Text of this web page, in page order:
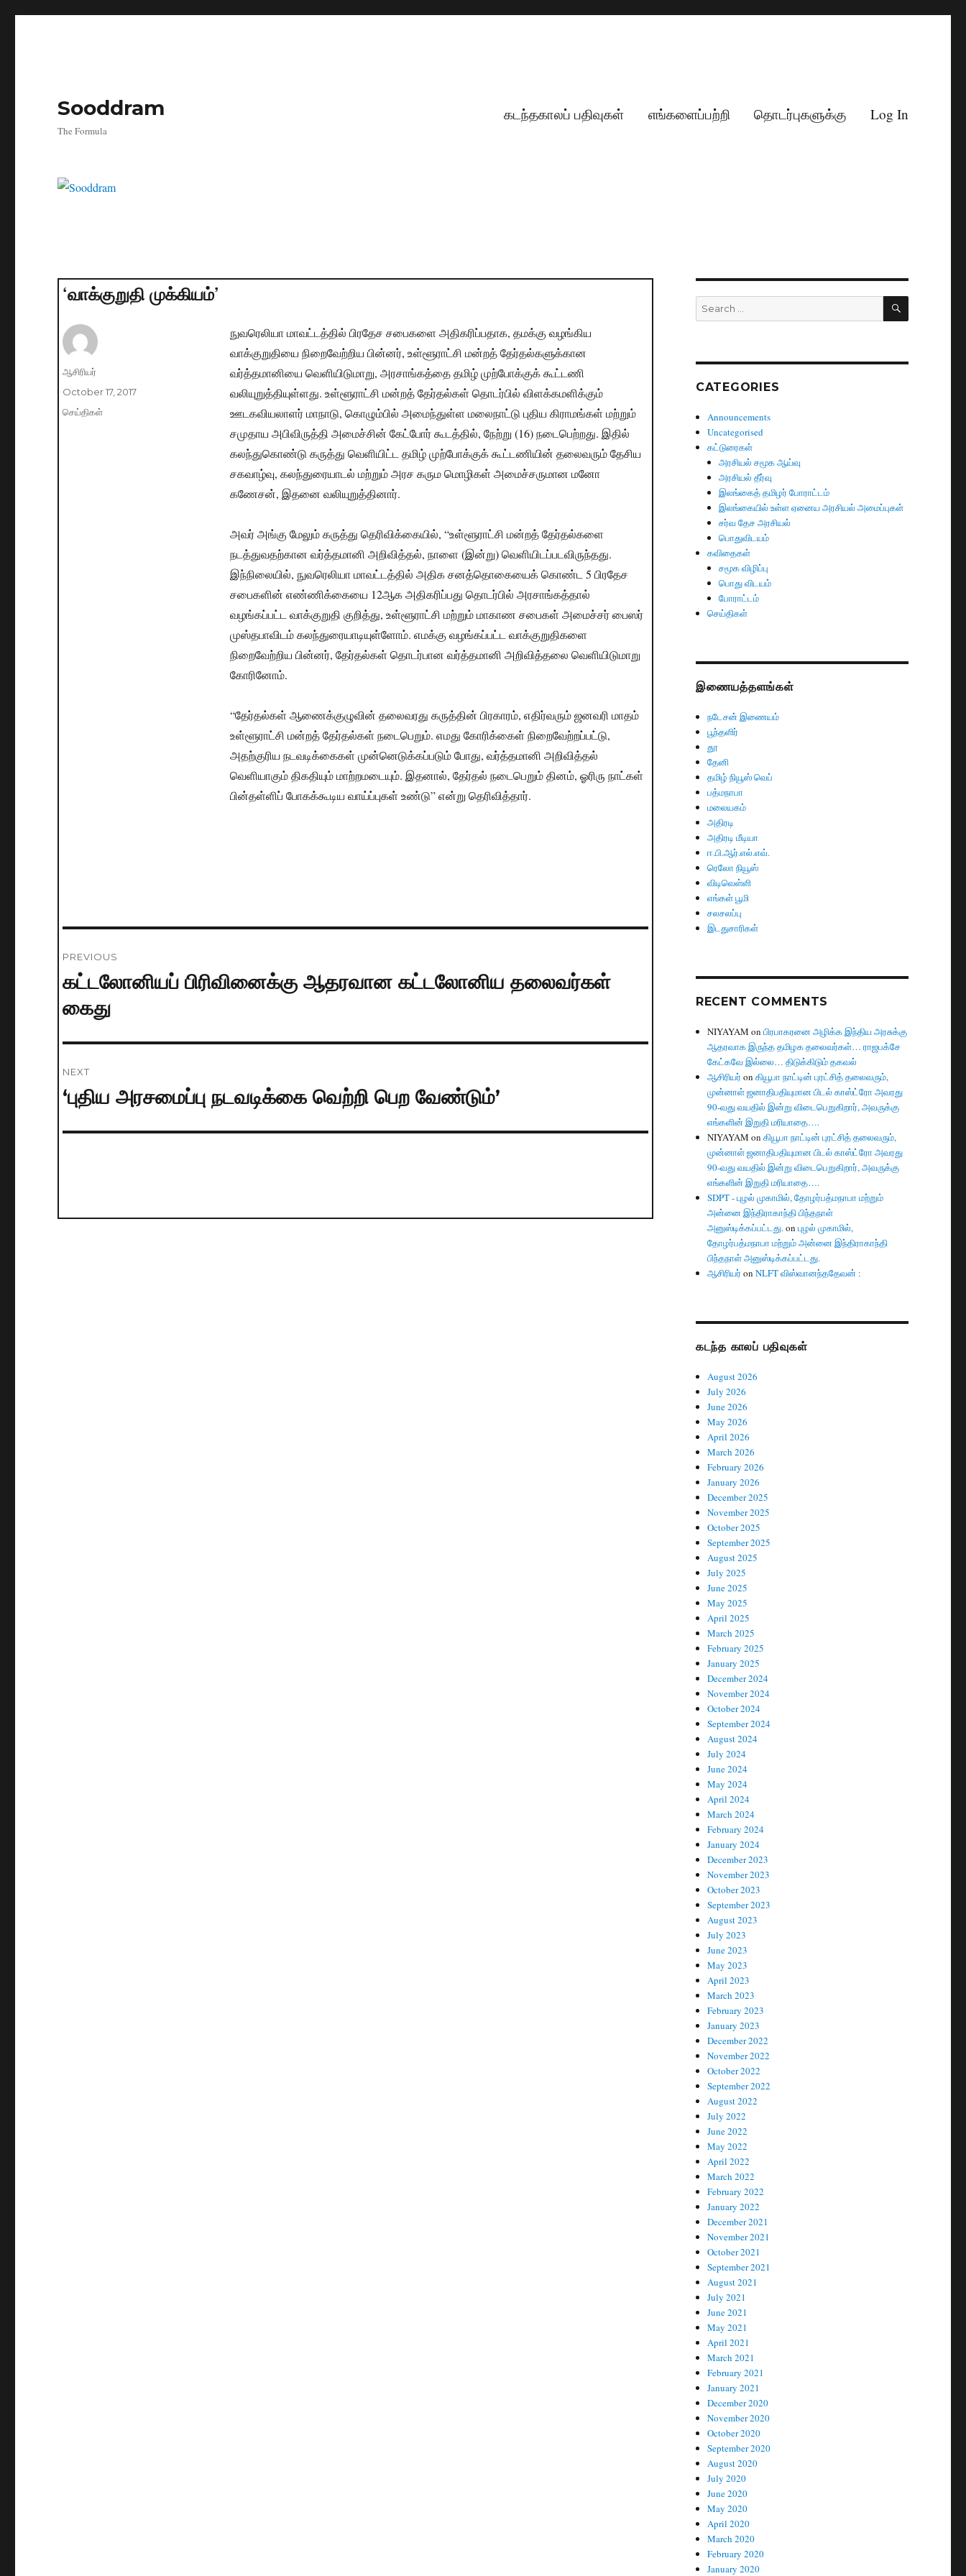
Sooddram
The Formula
கடந்தகாலப் பதிவுகள் எங்களைப்பற்றி தொடர்புகளுக்கு Log In
‘வாக்குறுதி முக்கியம்’
நுவரெலியா மாவட்டத்தில் பிரதேச சபைகளை அதிகரிப்பதாக, தமக்கு வழங்கிய
வாக்குறுதியை நிறைவேற்றிய பின்னர், உள்ளூராட்சி மன்றத் தேர்தல்களுக்கான
வர்த்தமானியை வெளியிடுமாறு, அரசாங்கத்தை தமிழ் முற்போக்குக் கூட்டணி
வலியுறுத்தியுள்ளது. உள்ளூராட்சி மன்றத் தேர்தல்கள் தொடர்பில் விளக்கமளிக்கும்
ஊடகவியலாளர் மாநாடு, கொழும்பில் அமைந்துள்ள மலைநாட்டு புதிய கிராமங்கள் மற்றும்
சமுதாய அபிவிருத்தி அமைச்சின் கேட்போர் கூடத்தில், நேற்று (16) நடைபெற்றது. இதில்
கலந்துகொண்டு கருத்து வெளியிட்ட தமிழ் முற்போக்குக் கூட்டணியின் தலைவரும் தேசிய
சகவாழ்வு, கலந்துரையாடல் மற்றும் அரச கரும மொழிகள் அமைச்சருமான மனோ
கணேசன், இதனை வலியுறுத்தினார்.
அவர் அங்கு மேலும் கருத்து தெரிவிக்கையில், “உள்ளூராட்சி மன்றத் தேர்தல்களை
நடத்துவதற்கான வர்த்தமானி அறிவித்தல், நாளை (இன்று) வெளியிடப்படவிருந்தது.
இந்நிலையில், நுவரெலியா மாவட்டத்தில் அதிக சனத்தொகையைக் கொண்ட 5 பிரதேச
சபைகளின் எண்ணிக்கையை 12ஆக அதிகரிப்பது தொடர்பில் அரசாங்கத்தால்
வழங்கப்பட்ட வாக்குறுதி குறித்து, உள்ளூராட்சி மற்றும் மாகாண சபைகள் அமைச்சர் பைஸர்
முஸ்தபாவிடம் கலந்துரையாடியுள்ளோம். எமக்கு வழங்கப்பட்ட வாக்குறுதிகளை
நிறைவேற்றிய பின்னர், தேர்தல்கள் தொடர்பான வர்த்தமானி அறிவித்தலை வெளியிடுமாறு
கோரினோம்.
“தேர்தல்கள் ஆணைக்குழுவின் தலைவரது கருத்தின் பிரகாரம், எதிர்வரும் ஜனவரி மாதம்
உள்ளூராட்சி மன்றத் தேர்தல்கள் நடைபெறும். எமது கோரிக்கைள் நிறைவேற்றப்பட்டு,
அதற்குரிய நடவடிக்கைகள் முன்னெடுக்கப்படும் போது, வர்த்தமானி அறிவித்தல்
வெளியாகும் திகதியும் மாற்றமடையும். இதனால், தேர்தல் நடைபெறும் தினம், ஓரிரு நாட்கள்
பின்தள்ளிப் போகக்கூடிய வாய்ப்புகள் உண்டு” என்று தெரிவித்தார்.
Author
ஆசிரியர்
Posted
on
October 17, 2017
Categories
செய்திகள்
navigation
PREVIOUS
Previous
கட்டலோனியப் பிரிவினைக்கு ஆதரவான கட்டலோனிய தலைவர்கள்
கைது
NEXT
Next
‘புதிய அரசமைப்பு நடவடிக்கை வெற்றி பெற வேண்டும்’
Search
for:
SEARCH
CATEGORIES
Announcements
Uncategorised
கட்டுரைகள்
அரசியல் சமூக ஆய்வு
அரசியல் தீர்வு
இலங்கைத் தமிழர் போராட்டம்
இலங்கையில் உள்ள ஏனைய அரசியல் அமைப்புகள்
சர்வ தேச அரசியல்
பொதுவிடயம்
கவிதைகள்
சமூக விழிப்பு
பொது விடயம்
போராட்டம்
செய்திகள்
இணையத்தளங்கள்
நடேசன் இணையம்
பூந்தளிர்
தூ
தேனி
தமிழ் நியூஸ் வெப்
பத்மநாபா
மலையகம்
அதிரடி
அதிரடி மீடியா
ஈ.பி.ஆர்.எல்.எவ்.
ரெலோ நியூஸ்
விடிவெள்ளி
எங்கள் பூமி
சலசலப்பு
இடதுசாரிகள்
RECENT COMMENTS
NIYAYAM onபிரபாகரனை அழிக்க இந்திய அரசுக்கு
ஆதரவாக இருந்த தமிழக தலைவர்கள்… ராஜபக்சே
கேட்கவே இல்லை… திடுக்கிடும் தகவல்
ஆசிரியர் onகியூபா நாட்டின் புரட்சித் தலைவரும்,
முன்னாள் ஜனாதிபதியுமான பிடல் காஸ்ட்ரோ அவரது
90-வது வயதில் இன்று விடைபெறுகிறார், அவருக்கு
எங்களின் இறுதி மரியாதை….
NIYAYAM onகியூபா நாட்டின் புரட்சித் தலைவரும்,
முன்னாள் ஜனாதிபதியுமான பிடல் காஸ்ட்ரோ அவரது
90-வது வயதில் இன்று விடைபெறுகிறார், அவருக்கு
எங்களின் இறுதி மரியாதை….
SDPT - புழல் முகாமில், தோழர்பத்மநாபா மற்றும்
அன்னை இந்திராகாந்தி பிந்தநாள்
அனுஸ்டிக்கப்பட்டது.onபுழல் முகாமில்,
தோழர்பத்மநாபா மற்றும் அன்னை இந்திராகாந்தி
பிந்தநாள் அனுஸ்டிக்கப்பட்டது.
ஆசிரியர் onNLFT விஸ்வானந்ததேவன் :
கடந்த காலப் பதிவுகள்
August 2026
July 2026
June 2026
May 2026
April 2026
March 2026
February 2026
January 2026
December 2025
November 2025
October 2025
September 2025
August 2025
July 2025
June 2025
May 2025
April 2025
March 2025
February 2025
January 2025
December 2024
November 2024
October 2024
September 2024
August 2024
July 2024
June 2024
May 2024
April 2024
March 2024
February 2024
January 2024
December 2023
November 2023
October 2023
September 2023
August 2023
July 2023
June 2023
May 2023
April 2023
March 2023
February 2023
January 2023
December 2022
November 2022
October 2022
September 2022
August 2022
July 2022
June 2022
May 2022
April 2022
March 2022
February 2022
January 2022
December 2021
November 2021
October 2021
September 2021
August 2021
July 2021
June 2021
May 2021
April 2021
March 2021
February 2021
January 2021
December 2020
November 2020
October 2020
September 2020
August 2020
July 2020
June 2020
May 2020
April 2020
March 2020
February 2020
January 2020